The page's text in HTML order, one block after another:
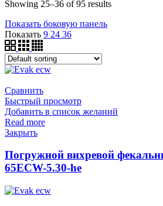
Showing 25–36 of 95 results
Показать боковую панель
Показать 9 24 36
Сравнить
Быстрый просмотр
Добавить в список желаний
Read more
Закрыть
Погружной вихревой
65ECW-5.30-he